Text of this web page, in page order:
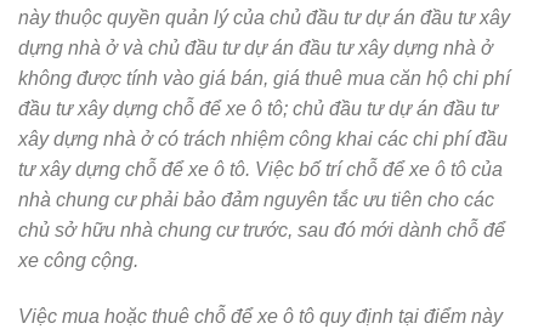
này thuộc quyền quản lý của chủ đầu tư dự án đầu tư xây
dựng nhà ở và chủ đầu tư dự án đầu tư xây dựng nhà ở
không được tính vào giá bán, giá thuê mua căn hộ chi phí
đầu tư xây dựng chỗ để xe ô tô; chủ đầu tư dự án đầu tư
xây dựng nhà ở có trách nhiệm công khai các chi phí đầu
tư xây dựng chỗ để xe ô tô. Việc bố trí chỗ để xe ô tô của
nhà chung cư phải bảo đảm nguyên tắc ưu tiên cho các
chủ sở hữu nhà chung cư trước, sau đó mới dành chỗ để
xe công cộng.
Việc mua hoặc thuê chỗ để xe ô tô quy định tại điểm này